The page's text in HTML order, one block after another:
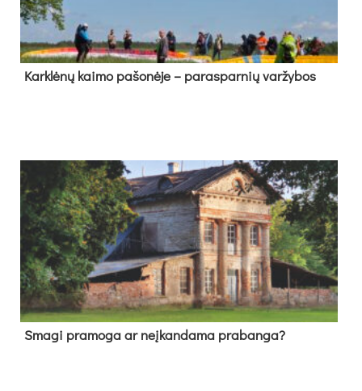
Kark­lė­nų kai­mo pa­šo­nė­je – pa­ras­par­nių var­žy­bos
Sma­gi pra­mo­ga ar neį­kan­da­ma pra­ban­ga?